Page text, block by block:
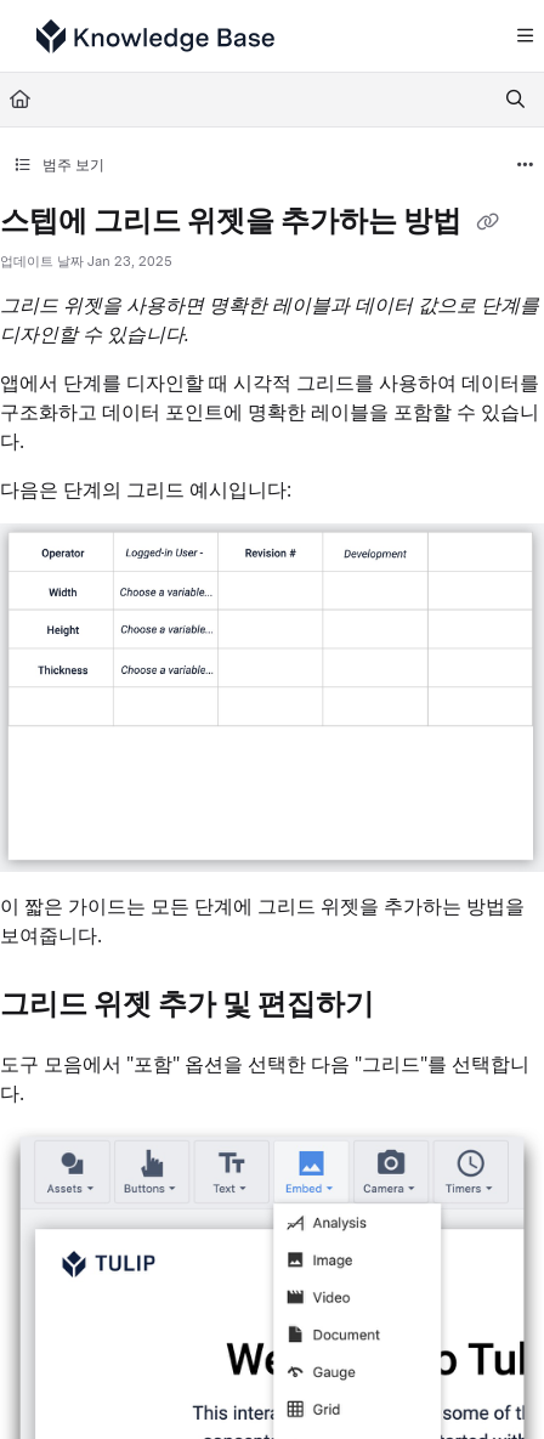
Documentation Index
Fetch the complete documentation index at:
Use this file to discover all available pages before exploring further.
범주 보기
스텝에 그리드 위젯을 추가하는 방법
업데이트 날짜 Jan 23, 2025
그리드 위젯을 사용하면 명확한 레이블과 데이터 값으로 단계를
디자인할 수 있습니다.
앱에서 단계를 디자인할 때 시각적 그리드를 사용하여 데이터를
구조화하고 데이터 포인트에 명확한 레이블을 포함할 수 있습니
다.
다음은 단계의 그리드 예시입니다:
이 짧은 가이드는 모든 단계에 그리드 위젯을 추가하는 방법을
보여줍니다.
그리드 위젯 추가 및 편집하기
도구 모음에서 "포함" 옵션을 선택한 다음 "그리드"를 선택합니
다.